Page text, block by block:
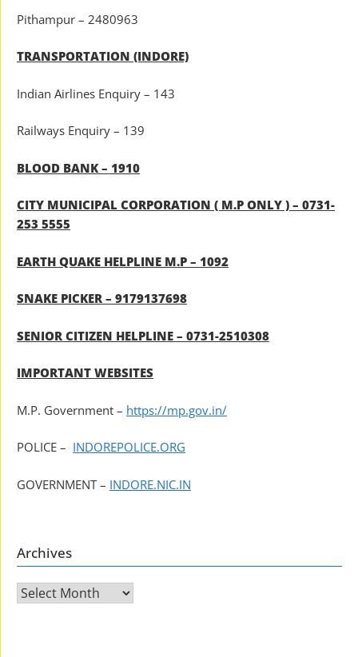
Pithampur – 2480963
TRANSPORTATION (INDORE)
Indian Airlines Enquiry – 143
Railways Enquiry – 139
BLOOD BANK – 1910
CITY MUNICIPAL CORPORATION ( M.P ONLY ) – 0731-
253 5555
EARTH QUAKE HELPLINE M.P – 1092
SNAKE PICKER – 9179137698
SENIOR CITIZEN HELPLINE – 0731-2510308
IMPORTANT WEBSITES
M.P. Government – https://mp.gov.in/
POLICE – INDOREPOLICE.ORG
GOVERNMENT – INDORE.NIC.IN
Archives
Archives